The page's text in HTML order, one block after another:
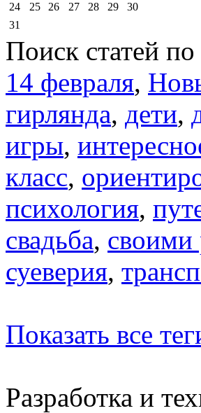
24
25 26 27 28 29
30
31
Поиск статей
14 февраля,
гирлянда, дети,
игры,
класс,
психология,
свадьба, своими
суеверия,
Показать все
Разработка и